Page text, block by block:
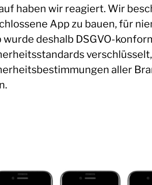
haben wir reagiert. Wir
App zu bauen, für
wurde deshalb DSGVO-
aller